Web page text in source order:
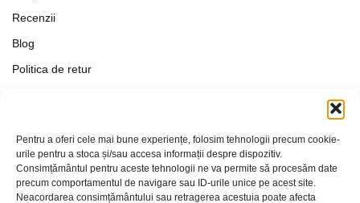
Pentru a oferi cele mai bune experiențe, folosim tehnologii precum cookie-
urile pentru a stoca și/sau accesa informații despre dispozitiv.
Consimțământul pentru aceste tehnologii ne va permite să procesăm date
precum comportamentul de navigare sau ID-urile unice pe acest site.
Neacordarea consimțământului sau retragerea acestuia poate afecta
Recenzii
Blog
Politica de retur
Politica de Confidențialitate
Politica de cookies
Setări Cookie-uri